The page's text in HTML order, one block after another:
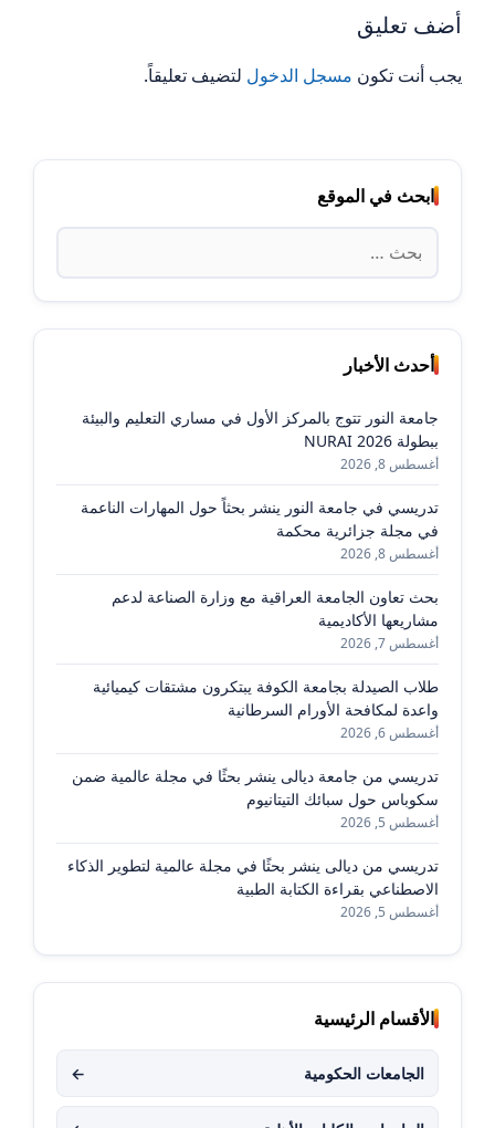
أضف تعليق
يجب أنت تكون مسجل الدخول لتضيف تعليقاً.
ابحث في الموقع
البحث
عن:
أحدث الأخبار
جامعة النور تتوج بالمركز الأول في مساري التعليم والبيئة
ببطولة NURAI 2026
أغسطس 8, 2026
تدريسي في جامعة النور ينشر بحثاً حول المهارات الناعمة
في مجلة جزائرية محكمة
أغسطس 8, 2026
بحث تعاون الجامعة العراقية مع وزارة الصناعة لدعم
مشاريعها الأكاديمية
أغسطس 7, 2026
طلاب الصيدلة بجامعة الكوفة يبتكرون مشتقات كيميائية
واعدة لمكافحة الأورام السرطانية
أغسطس 6, 2026
تدريسي من جامعة ديالى ينشر بحثًا في مجلة عالمية ضمن
سكوباس حول سبائك التيتانيوم
أغسطس 5, 2026
تدريسي من ديالى ينشر بحثًا في مجلة عالمية لتطوير الذكاء
الاصطناعي بقراءة الكتابة الطبية
أغسطس 5, 2026
الأقسام الرئيسية
الجامعات الحكومية ←